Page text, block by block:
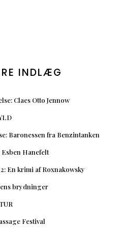
INDLÆG
Claes Otto Jennow
Baronessen fra Benzintanken
Hanefelt
En krimi af Roxnakowsky
brydninger
Festival